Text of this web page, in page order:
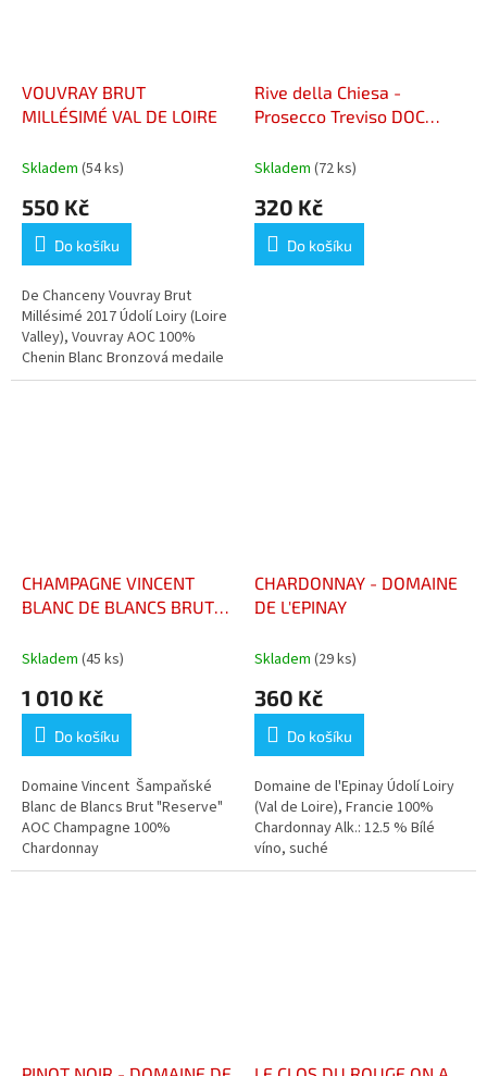
VOUVRAY BRUT
MILLÉSIMÉ VAL DE LOIRE
Skladem (54 ks)
550 Kč
Do košíku
De Chanceny Vouvray Brut
Millésimé 2017 Údolí Loiry (Loire
Valley), Vouvray AOC 100%
Chenin Blanc Bronzová medaile
"Concours des Grands Vins de
Rive della Chiesa -
Prosecco Treviso DOC
Skladem (72 ks)
320 Kč
Do košíku
CHAMPAGNE VINCENT
BLANC DE BLANCS BRUT
Skladem (45 ks)
1 010 Kč
Do košíku
Domaine Vincent Šampaňské
Blanc de Blancs Brut "Reserve"
AOC Champagne 100%
Chardonnay
CHARDONNAY - DOMAINE
DE L'EPINAY
Skladem (29 ks)
360 Kč
Do košíku
Domaine de l'Epinay Údolí Loiry
(Val de Loire), Francie 100%
Chardonnay Alk.: 12.5 % Bílé
víno, suché